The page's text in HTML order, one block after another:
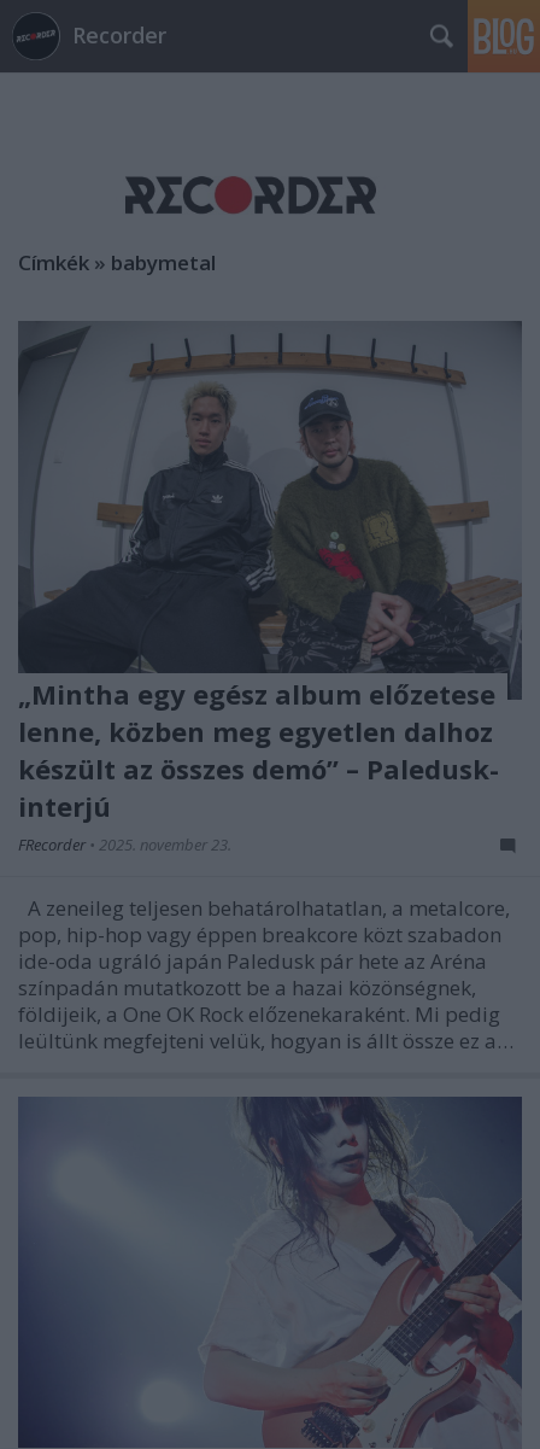
Recorder
Címkék » babymetal
„Mintha egy egész album előzetese
lenne, közben meg egyetlen dalhoz
készült az összes demó” – Paledusk-
interjú
FRecorder • 2025. november 23.
A zeneileg teljesen behatárolhatatlan, a metalcore,
pop, hip-hop vagy éppen breakcore közt szabadon
ide-oda ugráló japán Paledusk pár hete az Aréna
színpadán mutatkozott be a hazai közönségnek,
földijeik, a One OK Rock előzenekaraként. Mi pedig
leültünk megfejteni velük, hogyan is állt össze ez a…